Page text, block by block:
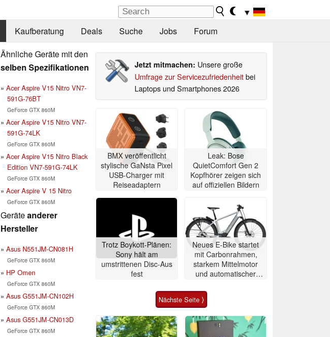
▼
Kaufberatung Deals Suche Jobs Forum
Ähnliche Geräte mit den
selben Spezifikationen
Acer Aspire V15 Nitro VN7-
591G-76BT
GeForce GTX 860M
Acer Aspire V15 Nitro VN7-
591G-74LK
GeForce GTX 860M
Acer Aspire V15 Nitro Black
Edition VN7-591G-74LK
GeForce GTX 860M
Acer Aspire V 15 Nitro
GeForce GTX 860M
Geräteanderer
Hersteller
Asus N551JM-CN081H
GeForce GTX 860M
HP Omen
GeForce GTX 860M
Asus G551JM-CN102H
GeForce GTX 860M
Asus G551JM-CN013D
GeForce GTX 860M
Jetzt mitmachen: Unsere große
Umfrage zur Servicezufriedenheitbei
Laptops und Smartphones 2026
BMX veröffentlicht
stylische GaNsta Pixel
USB-Charger mit
Reiseadaptern
Leak: Bose
QuietComfort Gen 2
Kopfhörer zeigen sich
auf offiziellen Bildern
Trotz Boykott-Plänen:
Sony hält am
umstrittenen Disc-Aus
fest
Neues E-Bike startet
mit Carbonrahmen,
starkem Mittelmotor
und automatischer
Nächste Seite ⟩